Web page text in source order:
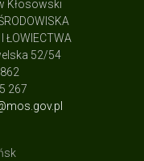
Kłosowski
ŁOWIECTWA
52/54
267